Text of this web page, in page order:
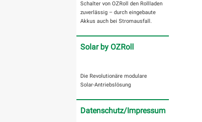
Schalter von OZRoll den Rollladen
zuverlässig – durch eingebaute
Akkus auch bei Stromausfall.
Solar by OZRoll
Die Revolutionäre modulare
Solar-Antriebslösung
Datenschutz/Impressum